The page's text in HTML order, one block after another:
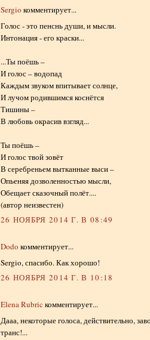
Sergio комментирует...
Голос - это пенснь души, и мысли.
Интонация - его краски...
...Ты поёшь –
И голос – водопад
Каждым звуком впитывает солнце,
И лучом родившимся коснётся
Тишины –
В любовь окрасив взгляд...
Ты поёшь –
И голос твой зовёт
В серебреньем вытканные выси –
Опьеняя дозволенностью мысли,
Обещает сказочный полёт....
(автор неизвестен)
26 НОЯБРЯ 2014 Г. В 08:49
Dodo комментирует...
Sergio, спасибо. Как хорошо!
26 НОЯБРЯ 2014 Г. В 10:18
Elena Rubric комментирует...
Дааа, некоторые голоса, действительно,
транс!...